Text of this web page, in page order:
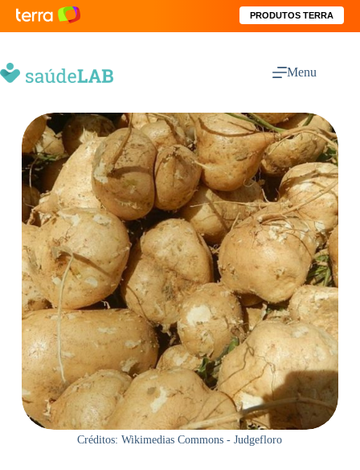
PRODUTOS TERRA
Menu
Créditos: Wikimedias Commons - Judgefloro